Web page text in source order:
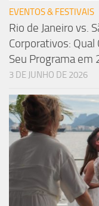
EVENTOS & FESTIVAIS
Rio de Janeiro vs.
Corporativos:
Seu Programa em
3 DE JUNHO DE 2026